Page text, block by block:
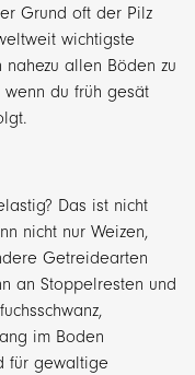
Grund oft der Pilz
wichtigste
allen Böden zu
du früh gesät
Das ist nicht
nicht nur Weizen,
Getreidearten
an Stoppelresten und
im Boden
für gewaltige